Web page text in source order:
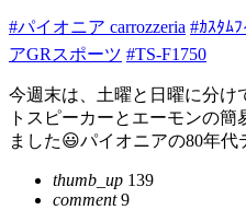
#パイオニア carrozzeria #ｶｽﾀﾑ
アGRスポーツ #TS-F1750
今週末は、土曜と日曜に分け
トスピーカーとエーモンの
ました😃パイオニアの80年代
thumb_up 139
comment9